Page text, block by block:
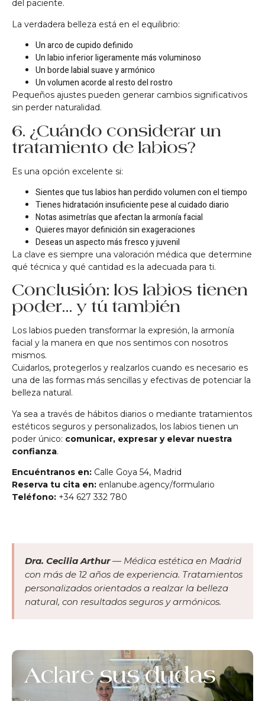
del paciente.
La verdadera belleza está en el equilibrio:
Un arco de cupido definido
Un labio inferior ligeramente más voluminoso
Un borde labial suave y armónico
Un volumen acorde al resto del rostro
Pequeños ajustes pueden generar cambios significativos
sin perder naturalidad.
6. ¿Cuándo considerar un
tratamiento de labios?
Es una opción excelente si:
Sientes que tus labios han perdido volumen con el tiempo
Tienes hidratación insuficiente pese al cuidado diario
Notas asimetrías que afectan la armonía facial
Quieres mayor definición sin exageraciones
Deseas un aspecto más fresco y juvenil
La clave es siempre una valoración médica que determine
qué técnica y qué cantidad es la adecuada para ti.
Conclusión: los labios tienen
poder… y tú también
Los labios pueden transformar la expresión, la armonía
facial y la manera en que nos sentimos con nosotros
mismos.
Cuidarlos, protegerlos y realzarlos cuando es necesario es
una de las formas más sencillas y efectivas de potenciar la
belleza natural.
Ya sea a través de hábitos diarios o mediante tratamientos
estéticos seguros y personalizados, los labios tienen un
poder único: comunicar, expresar y elevar nuestra
confianza.
Encuéntranos en: Calle Goya 54, Madrid
Reserva tu cita en: enlanube.agency/formulario
Teléfono: +34 627 332 780
Dra. Cecilia Arthur— Médica estética en Madrid
con más de 12 años de experiencia. Tratamientos
personalizados orientados a realzar la belleza
natural, con resultados seguros y armónicos.
Aclare sus dudas